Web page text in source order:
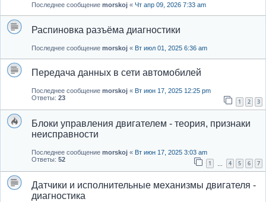
Последнее сообщение morskoj « Чт апр 09, 2026 7:33 am
Распиновка разъёма диагностики
Последнее сообщение morskoj « Вт июл 01, 2025 6:36 am
Передача данных в сети автомобилей
Последнее сообщение morskoj « Вт июн 17, 2025 12:25 pm
Ответы: 23 1 2 3
Блоки управления двигателем - теория, признаки
неисправности
Последнее сообщение morskoj « Вт июн 17, 2025 3:03 am
Ответы: 52 1 4 5 6 7
Датчики и исполнительные механизмы двигателя -
диагностика